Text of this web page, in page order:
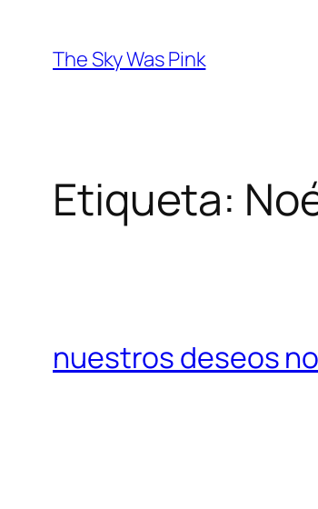
contenido
The Sky Was Pink
Etiqueta:
nuestros deseos